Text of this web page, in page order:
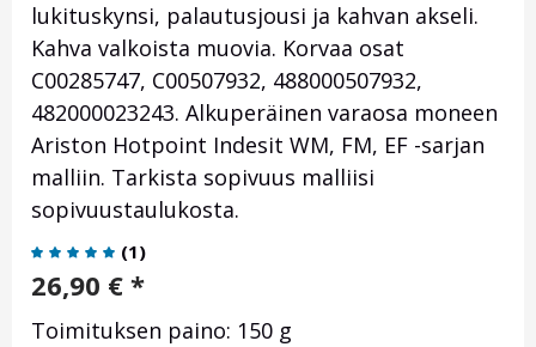
lukituskynsi, palautusjousi ja kahvan akseli.
Kahva valkoista muovia. Korvaa osat
C00285747, C00507932, 488000507932,
482000023243. Alkuperäinen varaosa moneen
Ariston Hotpoint Indesit WM, FM, EF -sarjan
malliin. Tarkista sopivuus malliisi
sopivuustaulukosta.
(1)
26,90 € *
Toimituksen paino: 150 g